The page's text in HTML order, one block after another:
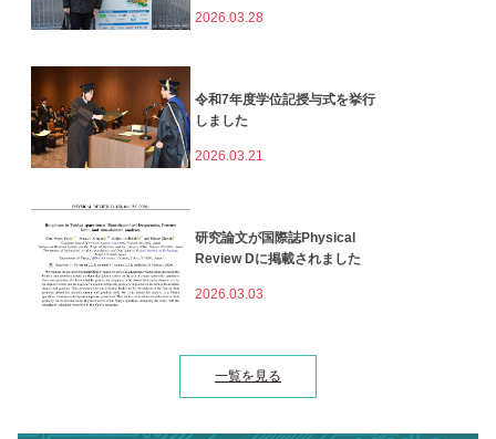
2026.03.28
令和7年度学位記授与式を挙行
しました
2026.03.21
研究論文が国際誌Physical
Review Dに掲載されました
2026.03.03
一覧を見る